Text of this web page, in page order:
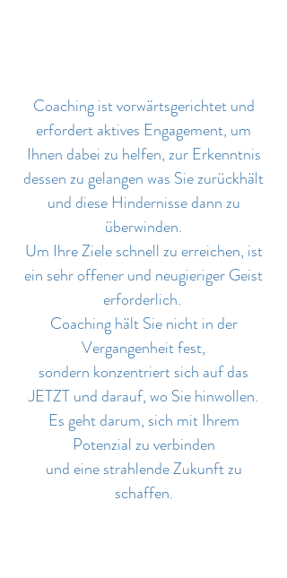
Coaching ist vorwärtsgerichtet und
erfordert aktives Engagement, um
Ihnen dabei zu helfen, zur Erkenntnis
dessen zu gelangen was Sie zurückhält
und diese Hindernisse dann zu
überwinden.
Um Ihre Ziele schnell zu erreichen, ist
ein sehr offener und neugieriger Geist
erforderlich.
Coaching hält Sie nicht in der
Vergangenheit fest,
sondern konzentriert sich auf das
JETZT und darauf, wo Sie hinwollen.
Es geht darum, sich mit Ihrem
Potenzial zu verbinden
und eine strahlende Zukunft zu
schaffen.